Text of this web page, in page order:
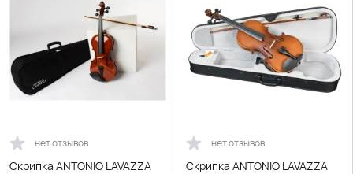
нет отзывов
Скрипка ANTONIO LAVAZZA
нет отзывов
Скрипка ANTONIO LAVAZZA